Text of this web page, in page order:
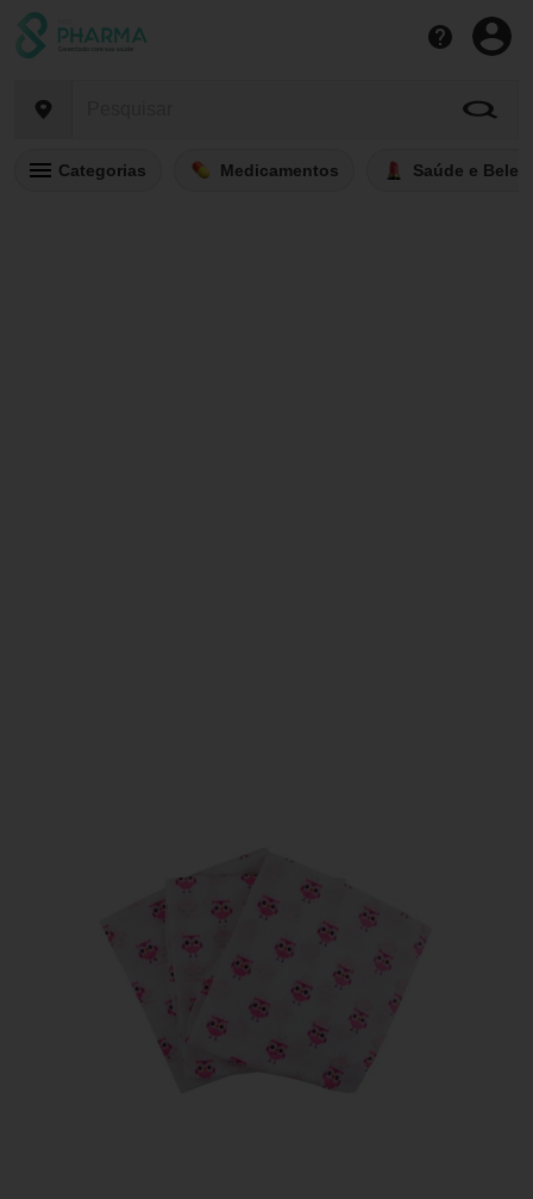
Categorias Medicamentos Saúde e